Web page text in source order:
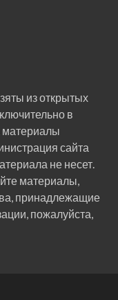
из открытых
в
материалы
сайта
не несет.
материалы,
принадлежащие
пожалуйста,